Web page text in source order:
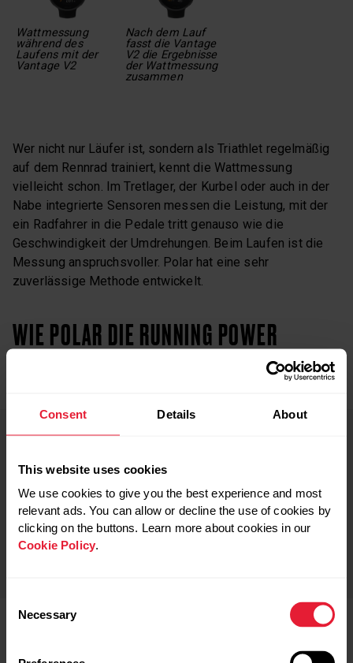
Consent Details About
This website uses cookies
We use cookies to give you the best experience and most
relevant ads. You can allow or decline the use of cookies by
clicking on the buttons. Learn more about cookies in our
Cookie Policy.
Selection
Necessary
Wattmessung
während des
Laufens mit der
Vantage V2
Nach dem Lauf
fasst die Vantage
V2 die Ergebnisse
der Wattmessung
zusammen
Wer nicht nur Läufer ist, sondern als Triathlet regelmäßig
auf dem Rennrad trainiert, kennt die Wattmessung
vielleicht schon. Im Tretlager, der Kurbel oder auch in der
Nabe integrierte Sensoren messen die Leistung, mit der
ein Radfahrer in die Pedale tritt genauso wie die
Geschwindigkeit der Umdrehungen. Beim Laufen ist die
Messung anspruchsvoller. Polar hat eine sehr
zuverlässige Methode entwickelt.
WIE POLAR DIE RUNNING POWER
mechanischen Energie des Massezentrums über
einen Schrittzyklus, geteilt durch die
Schrittzyklusdauer. Dabei ist die mechanische
Energie die Summe der Energie des kinetischen
Potentials und des Gravitationspotentials.
Gradient